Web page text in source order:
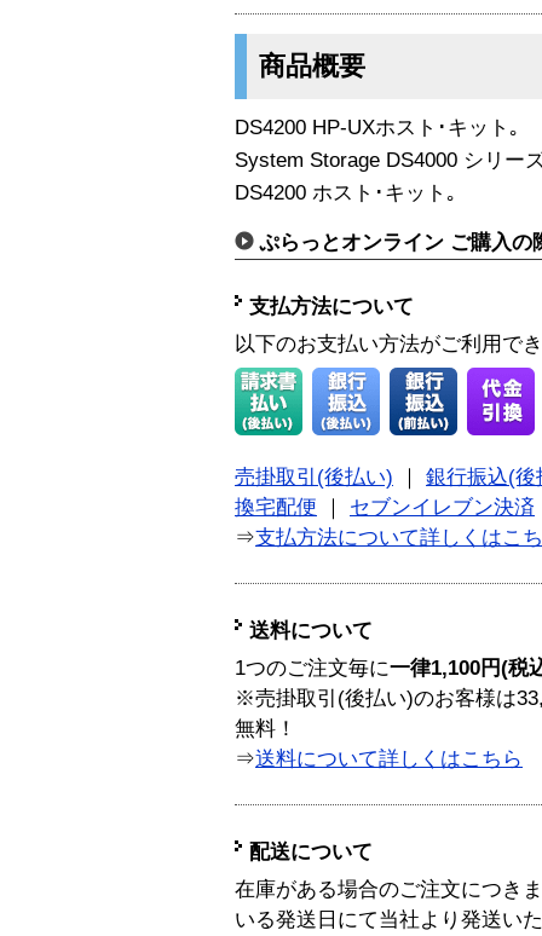
商品概要
DS4200 HP-UXホスト･キット｡
System Storage DS4000 シリー
DS4200 ホスト･キット｡
ぷらっとオンライン ご購入の
支払方法について
以下のお支払い方法がご利用で
売掛取引(後払い)
銀行振込(後
換宅配便
セブンイレブン決済
⇒支払方法について詳しくはこ
送料について
1つのご注文毎に一律1,100円(税
※売掛取引(後払い)のお客様は
無料！
⇒送料について詳しくはこちら
配送について
在庫がある場合のご注文につき
いる発送日にて当社より発送い